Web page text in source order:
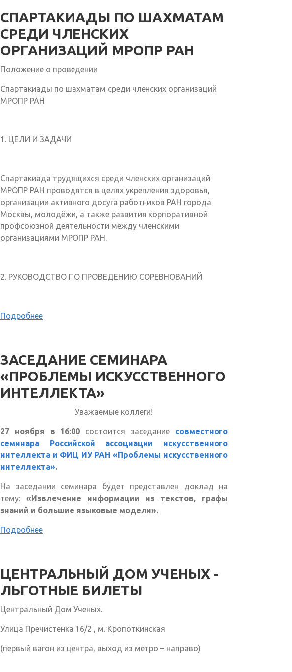
СПАРТАКИАДЫ ПО ШАХМАТАМ
СРЕДИ ЧЛЕНСКИХ
ОРГАНИЗАЦИЙ МРОПР РАН
Положение о проведении
Спартакиады по шахматам среди членских организаций
МРОПР РАН
1. ЦЕЛИ И ЗАДАЧИ
Спартакиада трудящихся среди членских организаций
МРОПР РАН проводятся в целях укрепления здоровья,
организации активного досуга работников РАН города
Москвы, молодёжи, а также развития корпоративной
профсоюзной деятельности между членскими
организациями МРОПР РАН.
2. РУКОВОДСТВО ПО ПРОВЕДЕНИЮ СОРЕВНОВАНИЙ
Подробнее
ЗАСЕДАНИЕ СЕМИНАРА
«ПРОБЛЕМЫ ИСКУССТВЕННОГО
ИНТЕЛЛЕКТА»
Уважаемые коллеги!
27 ноября в 16:00 состоится заседание совместного
семинара Российской ассоциации искусственного
интеллекта и ФИЦ ИУ РАН «Проблемы искусственного
интеллекта».
На заседании семинара будет представлен доклад на
тему: «Извлечение информации из текстов, графы
знаний и большие языковые модели».
Подробнее
ЦЕНТРАЛЬНЫЙ ДОМ УЧЕНЫХ -
ЛЬГОТНЫЕ БИЛЕТЫ
Центральный Дом Ученых.
Улица Пречистенка 16/2 , м. Кропоткинская
(первый вагон из центра, выход из метро – направо)